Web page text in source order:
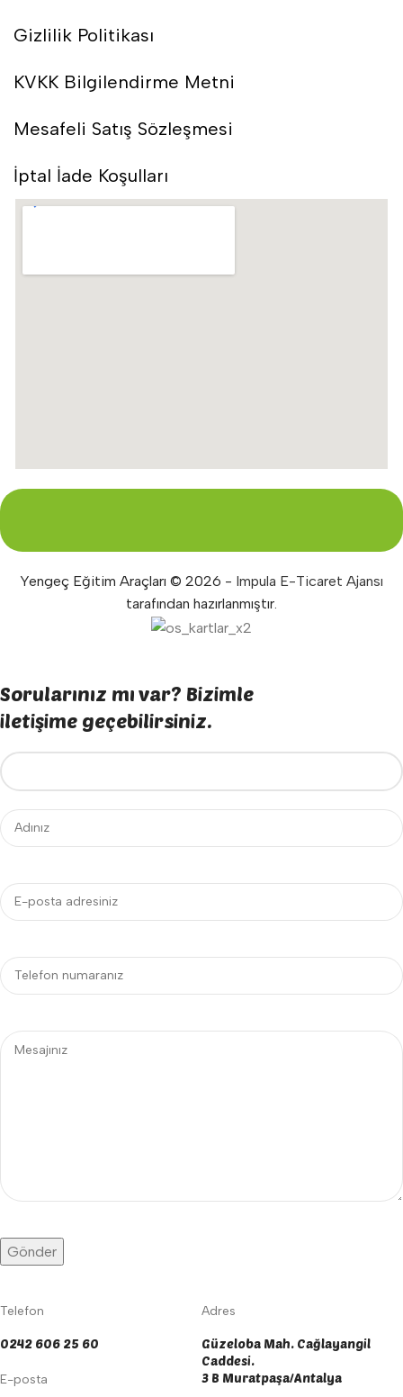
Gizlilik Politikası
KVKK Bilgilendirme Metni
Mesafeli Satış Sözleşmesi
İptal İade Koşulları
Yengeç Eğitim Araçları © 2026 - Impula E-Ticaret Ajansı
tarafından hazırlanmıştır.
Sorularınız mı var? Bizimle
iletişime geçebilirsiniz.
Telefon
0242 606 25 60
E-posta
Adres
Güzeloba Mah. Cağlayangil
Caddesi.
3 B Muratpaşa/Antalya